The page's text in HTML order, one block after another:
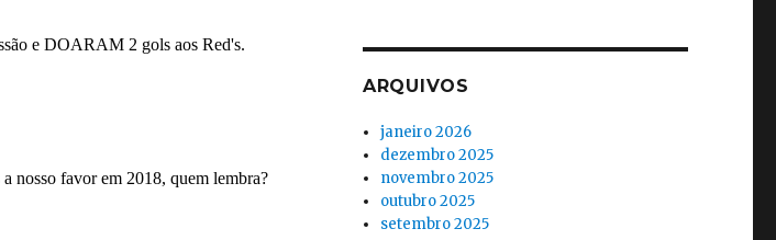
ARQUIVOS
janeiro 2026
dezembro 2025
novembro 2025
outubro 2025
setembro 2025